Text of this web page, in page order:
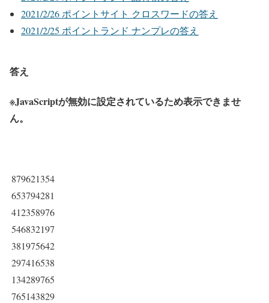
2021/2/26 ポイントサイト クロスワードの答え
2021/2/25 ポイントランド ナンプレの答え
答え
※JavaScriptが無効に設定されているため表示できませ
ん。
879621354
653794281
412358976
546832197
381975642
297416538
134289765
765143829